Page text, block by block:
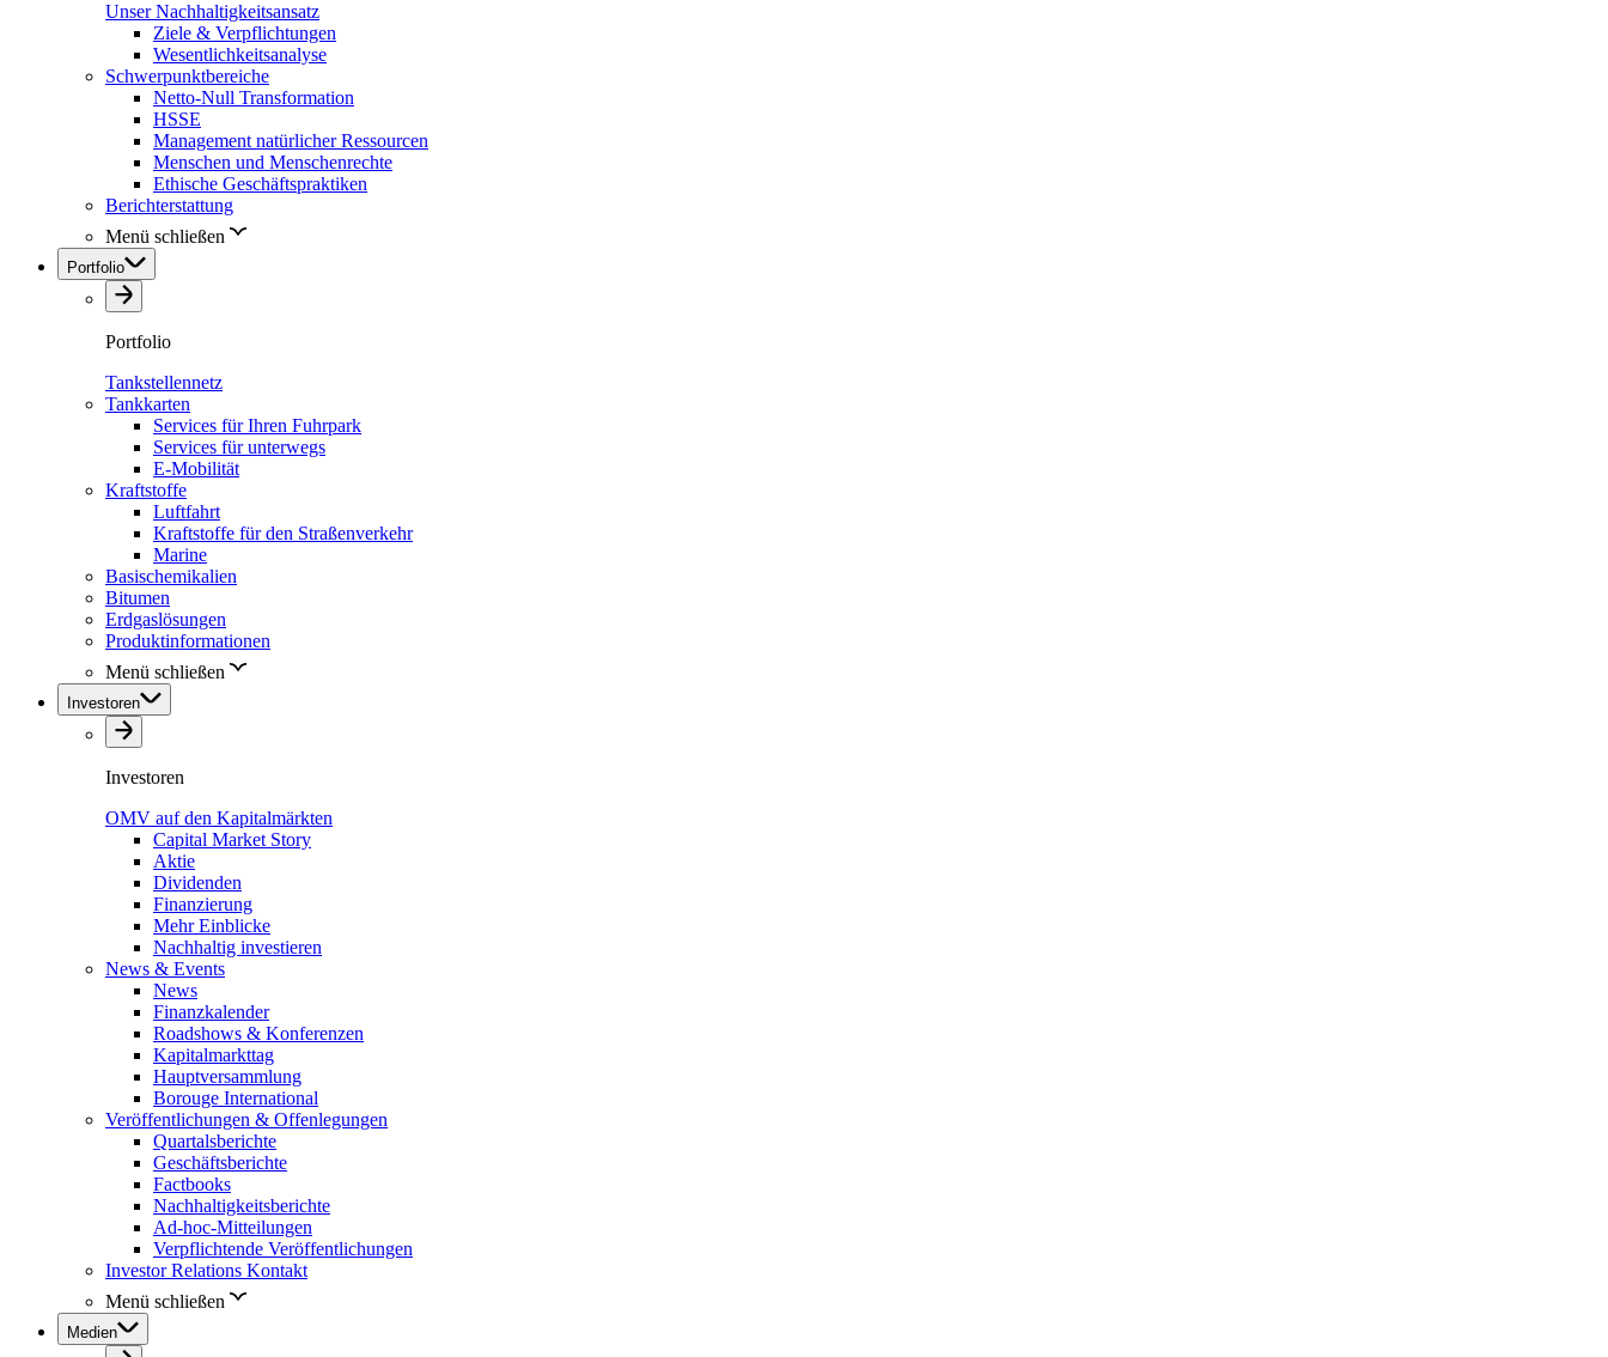
Unser Nachhaltigkeitsansatz
Ziele & Verpflichtungen
Wesentlichkeitsanalyse
Schwerpunktbereiche
Netto-Null Transformation
HSSE
Management natürlicher Ressourcen
Menschen und Menschenrechte
Ethische Geschäftspraktiken
Berichterstattung
Menü schließen
Portfolio
Portfolio
Tankstellennetz
Tankkarten
Services für Ihren Fuhrpark
Services für unterwegs
E-Mobilität
Kraftstoffe
Luftfahrt
Kraftstoffe für den Straßenverkehr
Marine
Basischemikalien
Bitumen
Erdgaslösungen
Produktinformationen
Menü schließen
Investoren
Investoren
OMV auf den Kapitalmärkten
Capital Market Story
Aktie
Dividenden
Finanzierung
Mehr Einblicke
Nachhaltig investieren
News & Events
News
Finanzkalender
Roadshows & Konferenzen
Kapitalmarkttag
Hauptversammlung
Borouge International
Veröffentlichungen & Offenlegungen
Quartalsberichte
Geschäftsberichte
Factbooks
Nachhaltigkeitsberichte
Ad-hoc-Mitteilungen
Verpflichtende Veröffentlichungen
Investor Relations Kontakt
Menü schließen
Medien